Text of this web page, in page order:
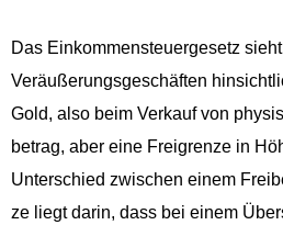
Das Einkom­men­steuerge­setz
Veräußerungs­geschäften
Gold, also beim Verkauf von
be­trag, aber eine Frei­gren­ze in
Unter­schied zwis­chen einem
ze liegt darin, dass bei einem